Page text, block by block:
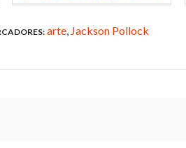
arte, Jackson Pollock